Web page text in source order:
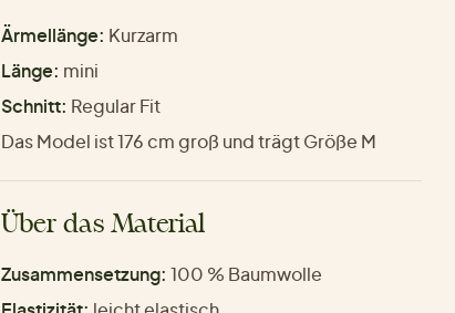
Ärmellänge: Kurzarm
Länge: mini
Schnitt: Regular Fit
Das Model ist 176 cm groß und trägt Größe M
Über das Material
Zusammensetzung: 100 % Baumwolle